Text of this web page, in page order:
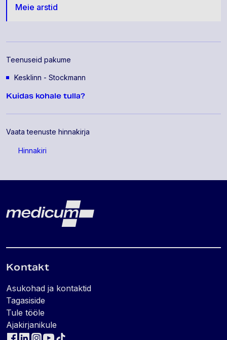
Meie arstid
Teenuseid pakume
Kesklinn - Stockmann
Kuidas kohale tulla?
Vaata teenuste hinnakirja
Hinnakiri
Lehe jalus
Kontakt
Asukohad ja kontaktid
Tagasiside
Tule tööle
Ajakirjanikule